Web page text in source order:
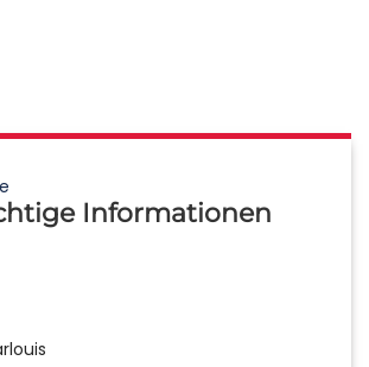
Informationen